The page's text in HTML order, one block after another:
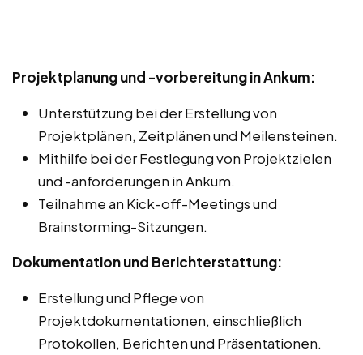
Projektplanung und -vorbereitung in Ankum:
Unterstützung bei der Erstellung von
Projektplänen, Zeitplänen und Meilensteinen.
Mithilfe bei der Festlegung von Projektzielen
und -anforderungen in Ankum.
Teilnahme an Kick-off-Meetings und
Brainstorming-Sitzungen.
Dokumentation und Berichterstattung:
Erstellung und Pflege von
Projektdokumentationen, einschließlich
Protokollen, Berichten und Präsentationen.